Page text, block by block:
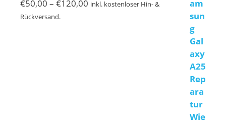
€50,00 – €120,00 Preisspanne:
inkl. kostenloser Hin- &
Rückversand.